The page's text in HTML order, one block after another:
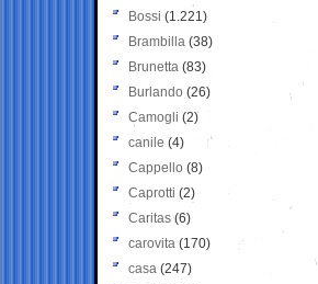
Bossi (1.221)
Brambilla (38)
Brunetta (83)
Burlando (26)
Camogli (2)
canile (4)
Cappello (8)
Caprotti (2)
Caritas (6)
carovita (170)
casa (247)